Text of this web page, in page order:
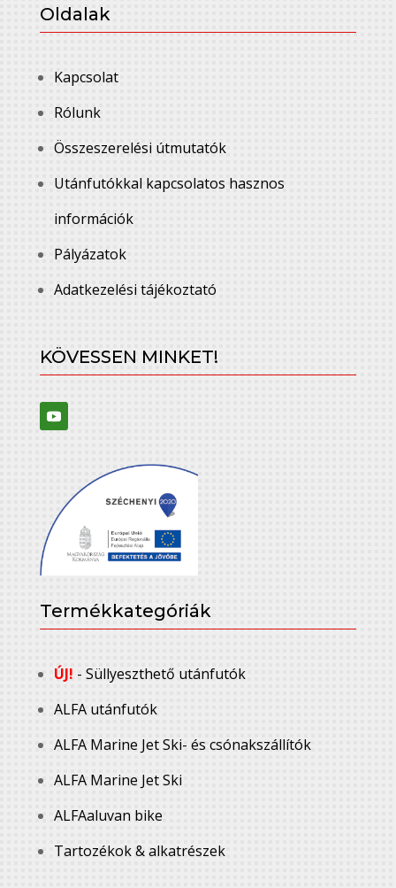
Oldalak
Kapcsolat
Rólunk
Összeszerelési útmutatók
Utánfutókkal kapcsolatos hasznos
információk
Pályázatok
Adatkezelési tájékoztató
KÖVESSEN MINKET!
Termékkategóriák
ÚJ! - Süllyeszthető utánfutók
ALFA utánfutók
ALFA Marine Jet Ski- és csónakszállítók
ALFA Marine Jet Ski
ALFAaluvan bike
Tartozékok & alkatrészek